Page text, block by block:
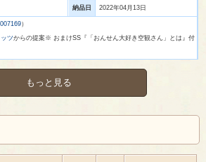
納品日 2022年04月13日
）
ッツからの提案※ おまけSS『「おんせん大好き空観さん」とは』付
もっと見る